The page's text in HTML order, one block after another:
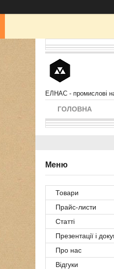
ЕЛНАС - промислові
ГОЛОВНА
Товари
Прайс-листи
Статті
Презентації і
Про нас
Відгуки